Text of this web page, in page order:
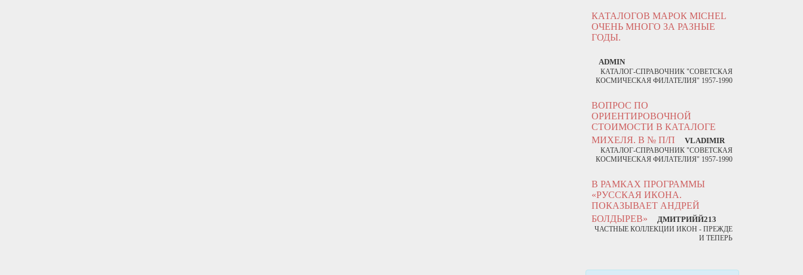
КАТАЛОГОВ МАРОК MICHEL
ОЧЕНЬ МНОГО ЗА РАЗНЫЕ
ГОДЫ.
ADMIN
КАТАЛОГ-СПРАВОЧНИК "СОВЕТСКАЯ
КОСМИЧЕСКАЯ ФИЛАТЕЛИЯ" 1957-1990
ВОПРОС ПО
ОРИЕНТИРОВОЧНОЙ
СТОИМОСТИ В КАТАЛОГЕ
МИХЕЛЯ. В № П/П
VLADIMIR
КАТАЛОГ-СПРАВОЧНИК "СОВЕТСКАЯ
КОСМИЧЕСКАЯ ФИЛАТЕЛИЯ" 1957-1990
В РАМКАХ ПРОГРАММЫ
«РУССКАЯ ИКОНА.
ПОКАЗЫВАЕТ АНДРЕЙ
БОЛДЫРЕВ»
ДМИТРИЙЙ213
ЧАСТНЫЕ КОЛЛЕКЦИИ ИКОН - ПРЕЖДЕ
И ТЕПЕРЬ